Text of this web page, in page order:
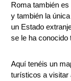
Roma también
y también la
un Estado
se le ha conocido
Aquí tenéis un
turísticos a